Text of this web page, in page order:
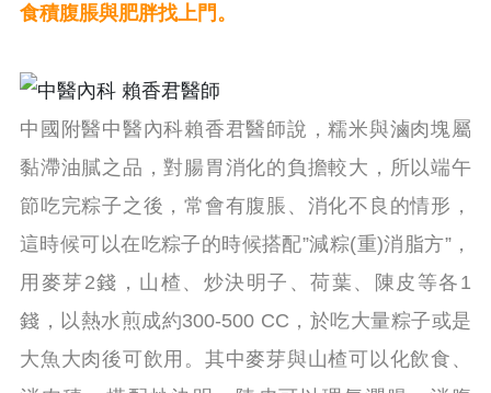
食積腹脹與肥胖找上門。
中國附醫中醫內科賴香君醫師說，糯米與滷肉塊屬
黏滯油膩之品，對腸胃消化的負擔較大，所以端午
節吃完粽子之後，常會有腹脹、消化不良的情形，
這時候可以在吃粽子的時候搭配”減粽(重)消脂方”，
用麥芽2錢，山楂、炒決明子、荷葉、陳皮等各1
錢，以熱水煎成約300-500 CC，於吃大量粽子或是
大魚大肉後可飲用。其中麥芽與山楂可以化飲食、